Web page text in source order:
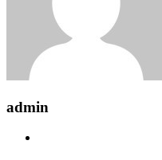
admin